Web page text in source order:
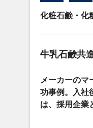
化粧石鹸・化
牛乳石鹸共
メーカーのマ
功事例。入社
は、採用企業